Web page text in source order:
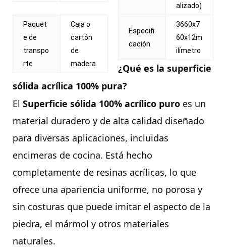
alizado)
Paquet
e de
transpo
rte
Caja o
cartón
de
madera
Especifi
cación
3660x7
60x12m
ilímetro
¿Qué es la superficie
sólida acrílica 100% pura?
El Superficie sólida 100% acrílico puro es un
material duradero y de alta calidad diseñado
para diversas aplicaciones, incluidas
encimeras de cocina. Está hecho
completamente de resinas acrílicas, lo que
ofrece una apariencia uniforme, no porosa y
sin costuras que puede imitar el aspecto de la
piedra, el mármol y otros materiales
naturales.